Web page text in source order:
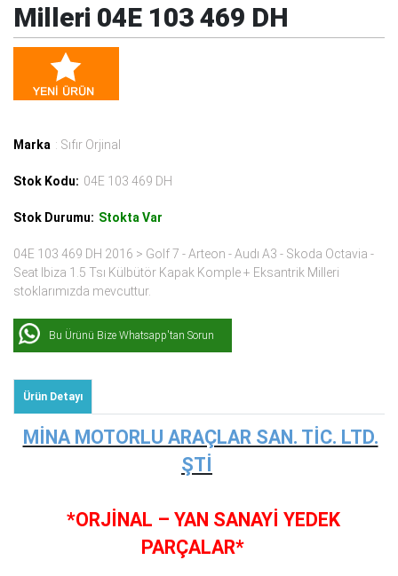
Milleri 04E 103 469 DH
Marka : Sıfır Orjinal
Stok Kodu: 04E 103 469 DH
Stok Durumu: Stokta Var
04E 103 469 DH 2016 > Golf 7 - Arteon - Audı A3 - Skoda Octavia -
Seat Ibiza 1.5 Tsı Külbütör Kapak Komple + Eksantrik Milleri
stoklarımızda mevcuttur.
Bu Ürünü Bize Whatsapp'tan Sorun
Ürün Detayı
MİNA MOTORLU ARAÇLAR SAN. TİC. LTD.
ŞTİ
*ORJİNAL – YAN SANAYİ YEDEK
PARÇALAR*